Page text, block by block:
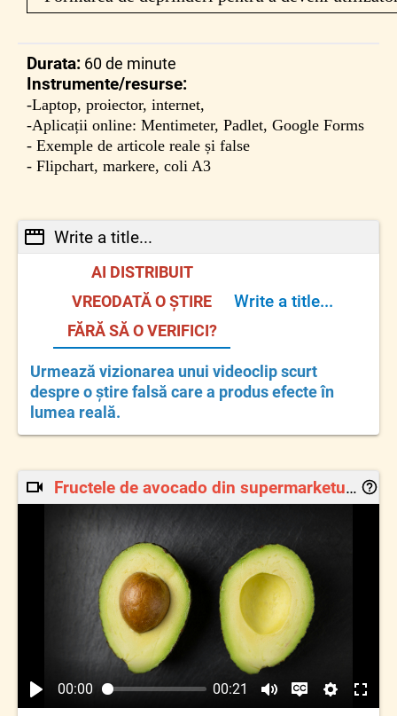
Durata: 60 de minute
Instrumente/resurse:
-Laptop, proiector, internet,
-Aplicații online: Mentimeter, Padlet, Google Forms
- Exemple de articole reale și false
- Flipchart, markere, coli A3
Write a title...
AI DISTRIBUIT
VREODATĂ O ȘTIRE
FĂRĂ SĂ O VERIFICI?
Write a title...
Urmează vizionarea unui videoclip scurt
despre o știre falsă care a produs efecte în
lumea reală.
Fructele de avocado din supermarketuri sunt infectate cu un virus letal – nu le mai consumați!”
00:00 00:21